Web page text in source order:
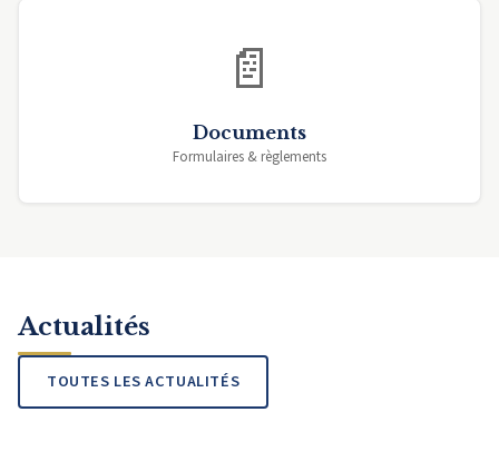
📄
Documents
Formulaires & règlements
Actualités
TOUTES LES ACTUALITÉS